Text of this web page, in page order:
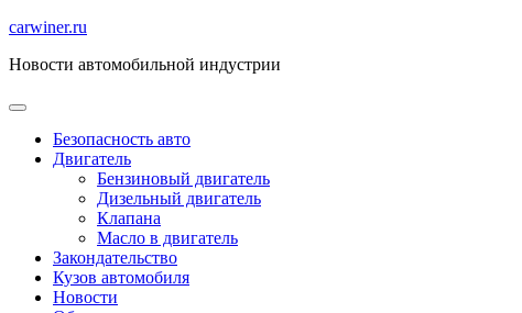
Перейти
содержимому
carwiner.ru
Новости автомобильной индустрии
Безопасность авто
Двигатель
Бензиновый двигатель
Дизельный двигатель
Клапана
Масло в двигатель
Закондательство
Кузов автомобиля
Новости